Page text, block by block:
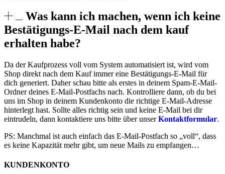
Was kann ich machen, wenn ich keine
Bestätigungs-E-Mail nach dem kauf
erhalten habe?
Da der Kaufprozess voll vom System automatisiert ist, wird vom
Shop direkt nach dem Kauf immer eine Bestätigungs-E-Mail für
dich generiert. Daher schau bitte als erstes in deinem Spam-E-Mail-
Ordner deines E-Mail-Postfachs nach. Kontrolliere dann, ob du bei
uns im Shop in deinem Kundenkonto die richtige E-Mail-Adresse
hinterlegt hast. Sollte alles richtig sein und keine E-Mail bei dir
eintrudeln, dann kontaktiere uns bitte über unserKontaktformular.
PS: Manchmal ist auch einfach das E-Mail-Postfach so „voll“, dass
es keine Kapazität mehr gibt, um neue Mails zu empfangen…
KUNDENKONTO